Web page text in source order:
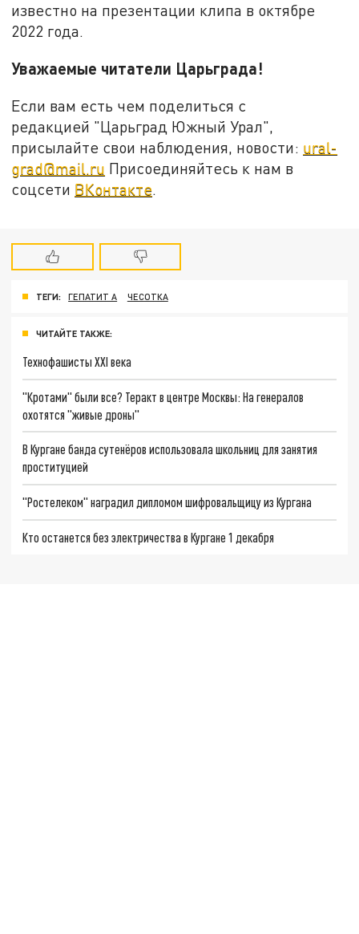
известно на презентации клипа в октябре
2022 года.
Уважаемые читатели Царьграда!
Если вам есть чем поделиться с
редакцией "Царьград Южный Урал",
присылайте свои наблюдения, новости: ural-
grad@mail.ru Присоединяйтесь к нам в
соцсети ВКонтакте
ТЕГИ: ГЕПАТИТ А ЧЕСОТКА
ЧИТАЙТЕ ТАКЖЕ:
Технофашисты XXI века
"Кротами" были все? Теракт в центре Москвы: На генералов
охотятся "живые дроны"
В Кургане банда сутенёров использовала школьниц для занятия
проституцией
"Ростелеком" наградил дипломом шифровальщицу из Кургана
Кто останется без электричества в Кургане 1 декабря